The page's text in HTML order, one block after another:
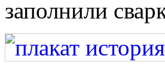
заполнили